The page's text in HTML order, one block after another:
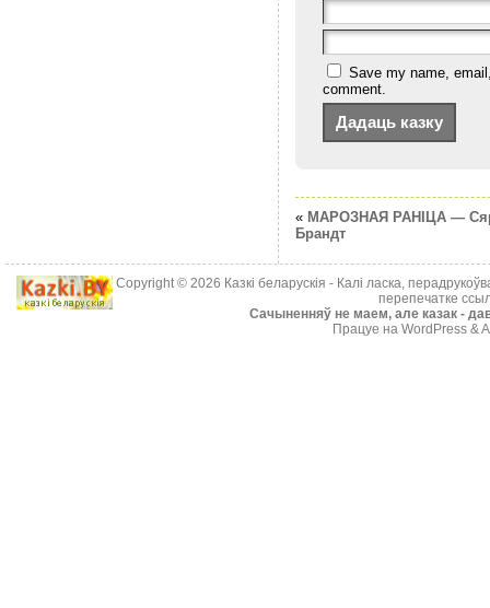
Save my name,
comment.
« МАРОЗНАЯ РАНIЦА —
Брандт
Copyright © 2026 Казкі беларускія - Калі ласка,
перепечатке
Cачыненняў не маем, але казак -
Працуе на WordPress &